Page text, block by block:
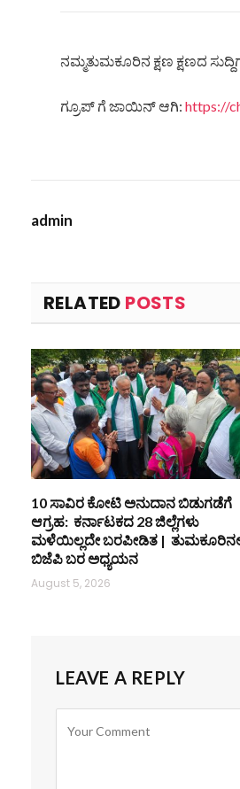
ನಮ್ಮತುಮಕೂರಿನ ಕ್ಷಣ ಕ್ಷಣದ
ಗ್ರೂಪ್ ಗೆ ಜಾಯಿನ್ ಆಗಿ: https://
admin
RELATED POSTS
10 ಸಾವಿರ ಕೋಟಿ ಅನುದಾನ ಬಿಡುಗಡೆಗೆ
ಆಗ್ರಹ: ಕರ್ನಾಟಕದ 28 ಜಿಲ್ಲೆಗಳು
ಮಳೆಯಿಲ್ಲದೇ ಬರಪೀಡಿತ |
ಬಿಜೆಪಿ ಬರ ಅಧ್ಯಯನ
August 5, 2026
LEAVE A REPLY